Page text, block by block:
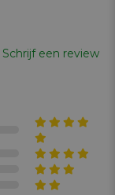
Schrijf een review